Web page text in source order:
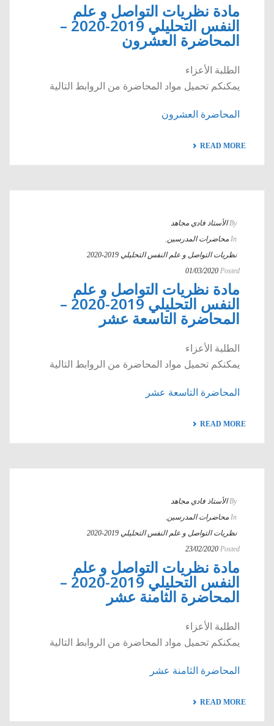
مادة نظريات التواصل و علم
النفس التحليلي 2019-2020 –
المحاضرة العشرون
الطلبة الأعزاء
يمكنكم تحميل مواد المحاضرة من الروابط التالية
المحاضرة العشرون
READ MORE
By الأستاذ فادي مجاهد
In محاضرات المدرسين,
نظريات التواصل و علم النفس التحليلي 2019-2020
Posted
01/03/2020
مادة نظريات التواصل و علم
النفس التحليلي 2019-2020 –
المحاضرة التاسعة عشر
الطلبة الأعزاء
يمكنكم تحميل مواد المحاضرة من الروابط التالية
المحاضرة التاسعة عشر
READ MORE
By الأستاذ فادي مجاهد
In محاضرات المدرسين,
نظريات التواصل و علم النفس التحليلي 2019-2020
Posted
23/02/2020
مادة نظريات التواصل و علم
النفس التحليلي 2019-2020 –
المحاضرة الثامنة عشر
الطلبة الأعزاء
يمكنكم تحميل مواد المحاضرة من الروابط التالية
المحاضرة الثامنة عشر
READ MORE